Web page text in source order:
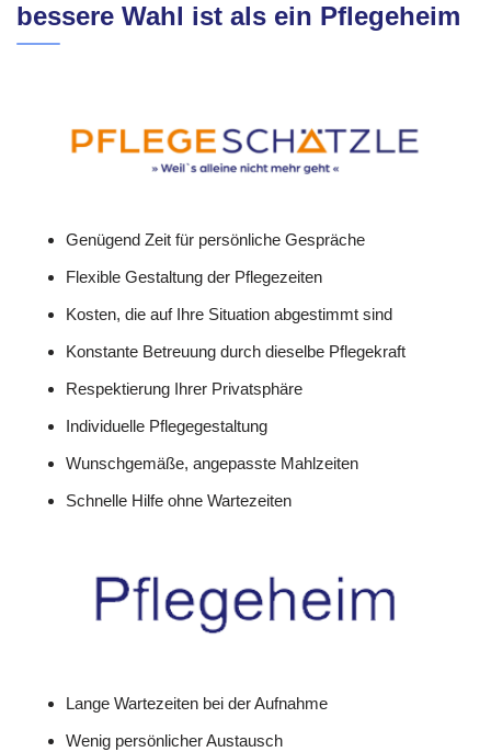
bessere Wahl ist als ein Pflegeheim
Genügend Zeit für persönliche Gespräche
Flexible Gestaltung der Pflegezeiten
Kosten, die auf Ihre Situation abgestimmt sind
Konstante Betreuung durch dieselbe Pflegekraft
Respektierung Ihrer Privatsphäre
Individuelle Pflegegestaltung
Wunschgemäße, angepasste Mahlzeiten
Schnelle Hilfe ohne Wartezeiten
Lange Wartezeiten bei der Aufnahme
Wenig persönlicher Austausch